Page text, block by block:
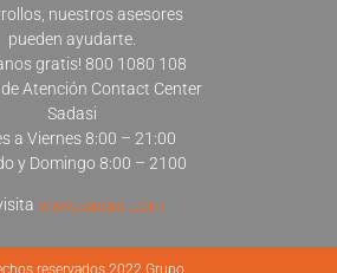
nuestros asesores
pueden ayudarte.
gratis! 800 1080 108
Atención Contact Center
Sadasi
a Viernes 8:00 – 21:00
y Domingo 8:00 – 2100
www.sadasi.com
reservados 2022 Grupo